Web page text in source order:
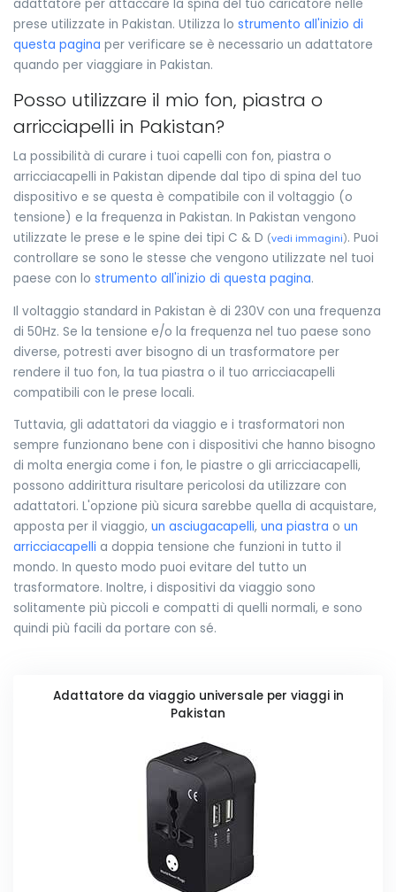
adattatore per attaccare la spina del tuo caricatore nelle
prese utilizzate in Pakistan. Utilizza lo strumento all'inizio di
questa pagina per verificare se è necessario un adattatore
quando per viaggiare in Pakistan.
Posso utilizzare il mio fon, piastra o
arricciapelli in Pakistan?
La possibilità di curare i tuoi capelli con fon, piastra o
arricciacapelli in Pakistan dipende dal tipo di spina del tuo
dispositivo e se questa è compatibile con il voltaggio (o
tensione) e la frequenza in Pakistan. In Pakistan vengono
utilizzate le prese e le spine dei tipi C & D (vedi immagini). Puoi
controllare se sono le stesse che vengono utilizzate nel tuoi
paese con lo strumento all'inizio di questa pagina.
Il voltaggio standard in Pakistan è di 230V con una frequenza
di 50Hz. Se la tensione e/o la frequenza nel tuo paese sono
diverse, potresti aver bisogno di un trasformatore per
rendere il tuo fon, la tua piastra o il tuo arricciacapelli
compatibili con le prese locali.
Tuttavia, gli adattatori da viaggio e i trasformatori non
sempre funzionano bene con i dispositivi che hanno bisogno
di molta energia come i fon, le piastre o gli arricciacapelli,
possono addirittura risultare pericolosi da utilizzare con
adattatori. L'opzione più sicura sarebbe quella di acquistare,
apposta per il viaggio, un asciugacapelli, una piastra o un
arricciacapelli a doppia tensione che funzioni in tutto il
mondo. In questo modo puoi evitare del tutto un
trasformatore. Inoltre, i dispositivi da viaggio sono
solitamente più piccoli e compatti di quelli normali, e sono
quindi più facili da portare con sé.
Adattatore da viaggio universale per viaggi in
Pakistan